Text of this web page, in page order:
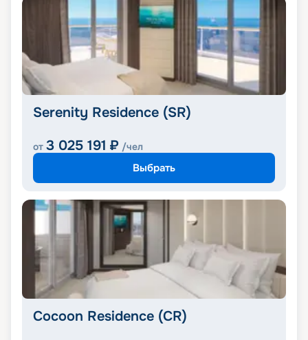
Serenity Residence (SR)
от 3 025 191 ₽ /чел
Выбрать
Cocoon Residence (CR)